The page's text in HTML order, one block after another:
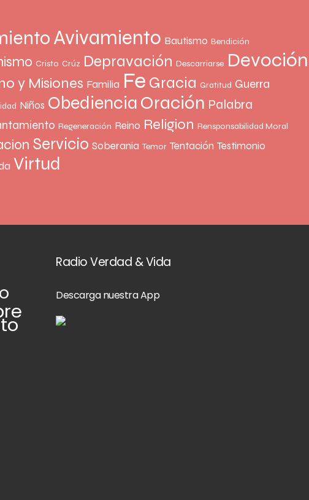
Avivamiento Bautismo Bendición
Cristo Crúz Depravación Descarriarse Devoción
y Misiones Familia Fe Gracia Gratitud Guerra
Niños Obediencia Oración Palabra
Regeneración Reino Religion Rensponsabilidad Moral
Servicio Soberania Temor Tentación Testimonio
Virtud
Radio Verdad & Vida
Descarga nuestra App